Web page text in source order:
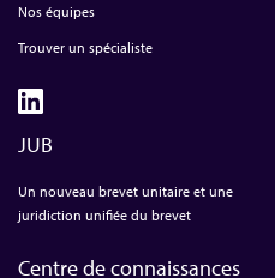
Nos équipes
Trouver un spécialiste
JUB
Un nouveau brevet unitaire et une
juridiction unifiée du brevet
Centre de connaissances